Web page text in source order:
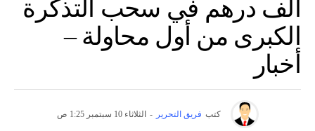
ألف درهم في سحب التذكرة
الكبرى من أول محاولة –
أخبار
كتب فريق التحرير - الثلاثاء 10 سبتمبر 1:25 ص